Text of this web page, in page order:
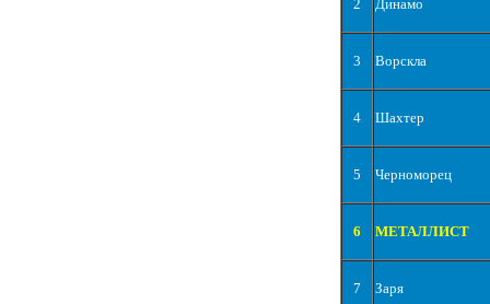
2 Динамо
3 Ворскла
4 Шахтер
5 Черноморец
6 МЕТАЛЛИСТ
7 Заря